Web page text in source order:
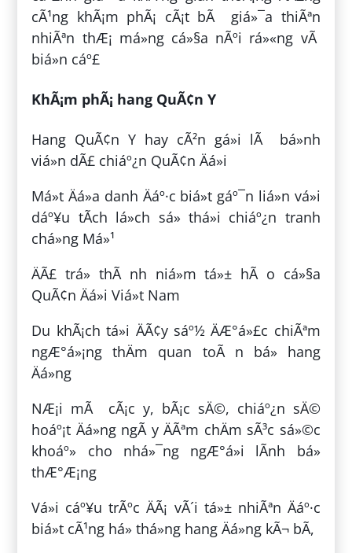
cÃ¹ng khÃ¡m phÃ¡ cÃ¡t bÃ giá»¯a thiÃªn
nhiÃªn thÆ¡ má»ng cá»§a nÃºi rá»«ng vÃ
biá»n cáº£
KhÃ¡m phÃ¡ hang QuÃ¢n Y
Hang QuÃ¢n Y hay cÃ²n gá»i lÃ bá»nh
viá»n dÃ£ chiáº¿n QuÃ¢n Äá»i
Má»t Äá»a danh Äáº·c biá»t gáº¯n liá»n vá»i
dáº¥u tÃ­ch lá»ch sá»­ thá»i chiáº¿n tranh
chá»ng Má»¹
ÄÃ£ trá» thÃ nh niá»m tá»± hÃ o cá»§a
QuÃ¢n Äá»i Viá»t Nam
Du khÃ¡ch tá»i ÄÃ¢y sáº½ ÄÆ°á»£c chiÃªm
ngÆ°á»¡ng thÄm quan toÃ n bá» hang
Äá»ng
NÆ¡i mÃ cÃ¡c y, bÃ¡c sÄ©, chiáº¿n sÄ©
hoáº¡t Äá»ng ngÃ y ÄÃªm chÄm sÃ³c sá»©c
khoáº» cho nhá»¯ng ngÆ°á»i lÃ­nh bá»
thÆ°Æ¡ng
Vá»i cáº¥u trÃºc ÄÃ¡ vÃ´i tá»± nhiÃªn Äáº·c
biá»t cÃ¹ng há» thá»ng hang Äá»ng kÃ¬ bÃ­,